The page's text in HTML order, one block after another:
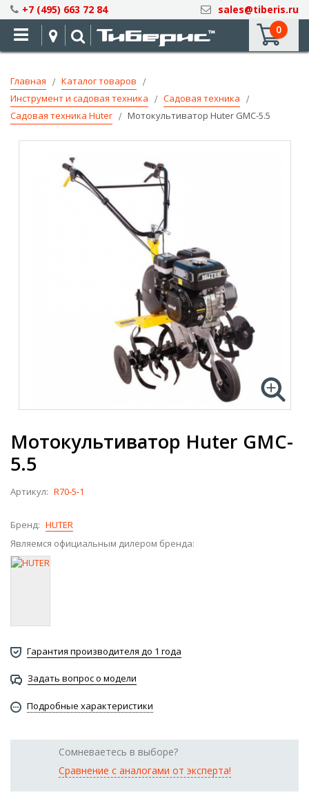
Skip
to
Content
+7 (495) 663 72 84
sales@tiberis.ru
0
Главная
Каталог товаров
Инструмент и садовая техника
Садовая техника
Садовая техника Huter
Мотокультиватор Huter GMC-5.5
Мотокультиватор Huter GMC-
5.5
Артикул: R70-5-1
Бренд: HUTER
Являемся официальным дилером бренда:
Гарантия производителя до 1 года
Задать вопрос о модели
Подробные характеристики
Сомневаетесь в выборе?
Сравнение с аналогами от эксперта!